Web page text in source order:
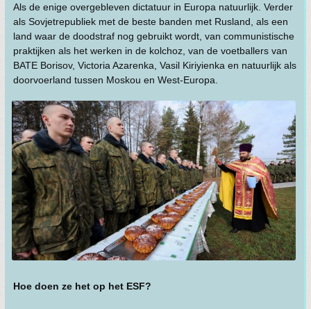
Als de enige overgebleven dictatuur in Europa natuurlijk. Verder
als Sovjetrepubliek met de beste banden met Rusland, als een
land waar de doodstraf nog gebruikt wordt, van communistische
praktijken als het werken in de kolchoz, van de voetballers van
BATE Borisov, Victoria Azarenka, Vasil Kiriyienka en natuurlijk als
doorvoerland tussen Moskou en West-Europa.
Hoe doen ze het op het ESF?